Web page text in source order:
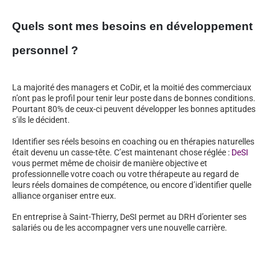
Quels sont mes besoins en développement
personnel ?
La majorité des managers et CoDir, et la moitié des commerciaux
n’ont pas le profil pour tenir leur poste dans de bonnes conditions.
Pourtant 80% de ceux-ci peuvent développer les bonnes aptitudes
s’ils le décident.
Identifier ses réels besoins en coaching ou en thérapies naturelles
était devenu un casse-tête. C’est maintenant chose réglée : DeSI
vous permet même de choisir de manière objective et
professionnelle votre coach ou votre thérapeute au regard de
leurs réels domaines de compétence, ou encore d’identifier quelle
alliance organiser entre eux.
En entreprise à Saint-Thierry, DeSI permet au DRH d’orienter ses
salariés ou de les accompagner vers une nouvelle carrière.